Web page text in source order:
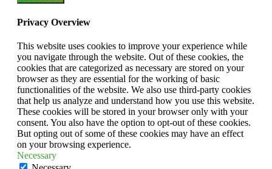
Privacy Overview
This website uses cookies to improve your experience while
you navigate through the website. Out of these cookies, the
cookies that are categorized as necessary are stored on your
browser as they are essential for the working of basic
functionalities of the website. We also use third-party cookies
that help us analyze and understand how you use this website.
These cookies will be stored in your browser only with your
consent. You also have the option to opt-out of these cookies.
But opting out of some of these cookies may have an effect
on your browsing experience.
Necessary